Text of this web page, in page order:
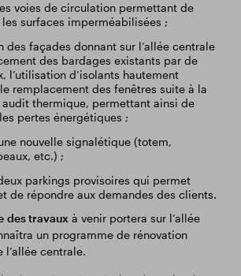
voies de circulation permettant de
surfaces imperméabilisées ;
des façades donnant sur l’allée centrale
des bardages existants par de
l’utilisation d’isolants hautement
remplacement des fenêtres suite à la
audit thermique, permettant ainsi de
pertes énergétiques ;
nouvelle signalétique (totem,
etc.) ;
parkings provisoires qui permet
de répondre aux demandes des clients.
des travaux à venir portera sur l’allée
un programme de rénovation
centrale.